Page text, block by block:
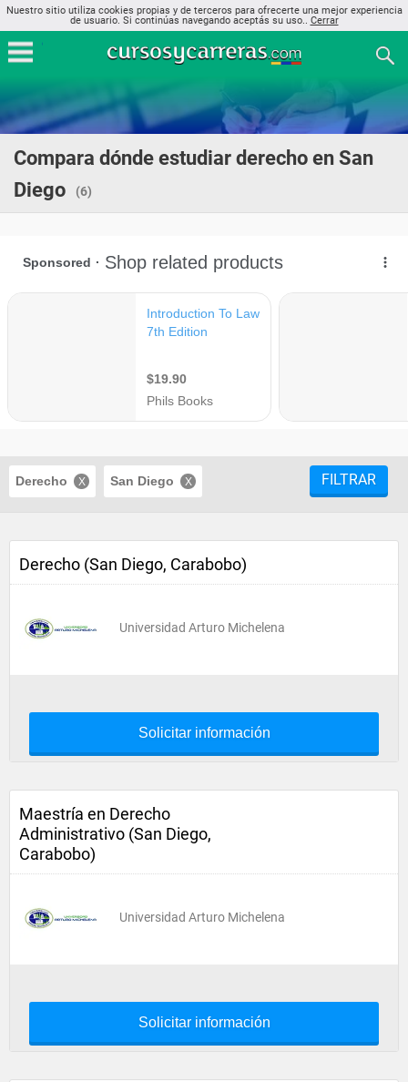
Nuestro sitio utiliza cookies propias y de terceros para ofrecerte una mejor experiencia
de usuario. Si continúas navegando aceptás su uso.. Cerrar
Compara dónde estudiar derecho en San
Diego
(6)
Derecho San Diego FILTRAR
Derecho (San Diego, Carabobo)
Universidad Arturo Michelena
Solicitar información
Maestría en Derecho
Administrativo (San Diego,
Carabobo)
Universidad Arturo Michelena
Solicitar información